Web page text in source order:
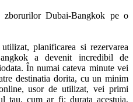
zborurilor Dubai-Bangkok pe o
planificarea si rezervarea
a devenit incredibil de
În numai cateva minute vei
destinatia dorita, cu un minim
usor de utilizat, vei primi
tau, cum ar fi: durata acestuia,